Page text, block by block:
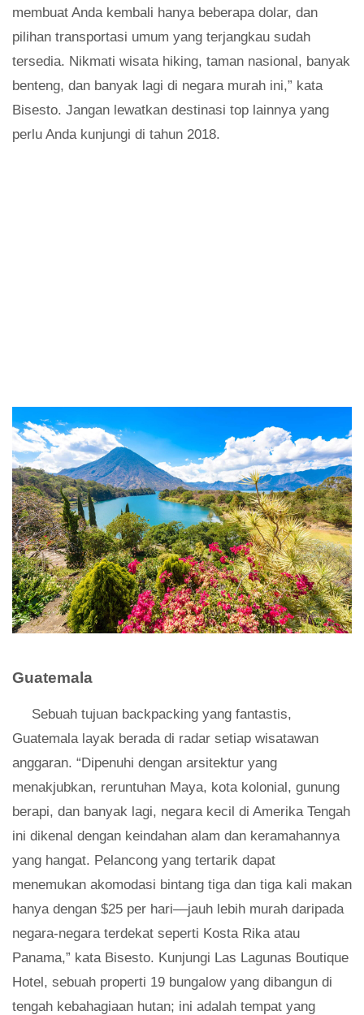
membuat Anda kembali hanya beberapa dolar, dan
pilihan transportasi umum yang terjangkau sudah
tersedia. Nikmati wisata hiking, taman nasional, banyak
benteng, dan banyak lagi di negara murah ini,” kata
Bisesto. Jangan lewatkan destinasi top lainnya yang
perlu Anda kunjungi di tahun 2018.
Guatemala
Sebuah tujuan backpacking yang fantastis,
Guatemala layak berada di radar setiap wisatawan
anggaran. “Dipenuhi dengan arsitektur yang
menakjubkan, reruntuhan Maya, kota kolonial, gunung
berapi, dan banyak lagi, negara kecil di Amerika Tengah
ini dikenal dengan keindahan alam dan keramahannya
yang hangat. Pelancong yang tertarik dapat
menemukan akomodasi bintang tiga dan tiga kali makan
hanya dengan $25 per hari––jauh lebih murah daripada
negara-negara terdekat seperti Kosta Rika atau
Panama,” kata Bisesto. Kunjungi Las Lagunas Boutique
Hotel, sebuah properti 19 bungalow yang dibangun di
tengah kebahagiaan hutan; ini adalah tempat yang